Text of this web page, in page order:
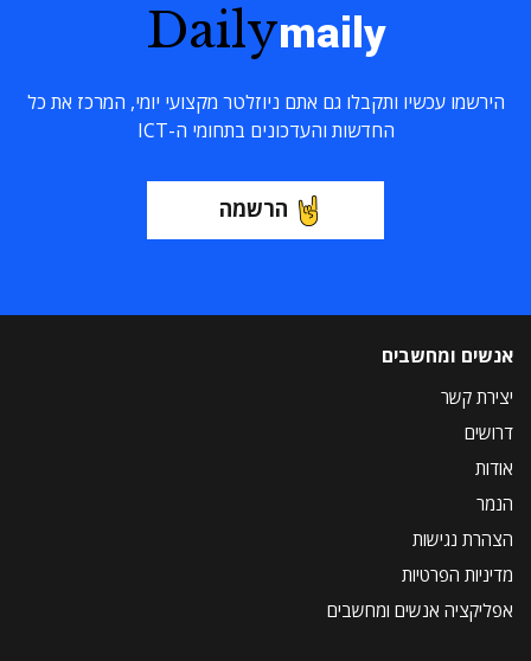
Dailymaily
הירשמו עכשיו ותקבלו גם אתם ניוזלטר מקצועי יומי, המרכז את כל
החדשות והעדכונים בתחומי ה-ICT
הרשמה
אנשים ומחשבים
יצירת קשר
דרושים
אודות
הנמר
הצהרת נגישות
מדיניות הפרטיות
אפליקציה אנשים ומחשבים